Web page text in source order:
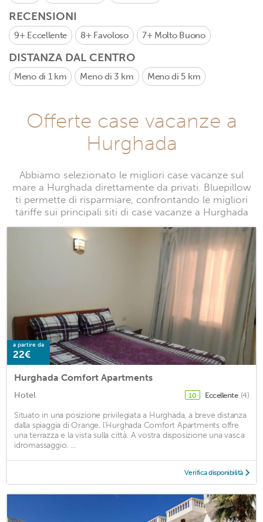
RECENSIONI
9+ Eccellente 8+ Favoloso 7+ Molto Buono
DISTANZA DAL CENTRO
Meno di 1 km Meno di 3 km Meno di 5 km
Offerte case vacanze a
Hurghada
Abbiamo selezionato le migliori case vacanze sul
mare a Hurghada direttamente da privati. Bluepillow
ti permette di risparmiare, confrontando le migliori
tariffe sui principali siti di case vacanze a Hurghada
a partire da
22€
Hurghada Comfort Apartments
Hotel 10 Eccellente (4)
Situato in una posizione privilegiata a Hurghada, a breve distanza
dalla spiaggia di Orange, l'Hurghada Comfort Apartments offre
una terrazza e la vista sulla città. A vostra disposizione una vasca
idromassaggio. ...
Verifica disponibilità